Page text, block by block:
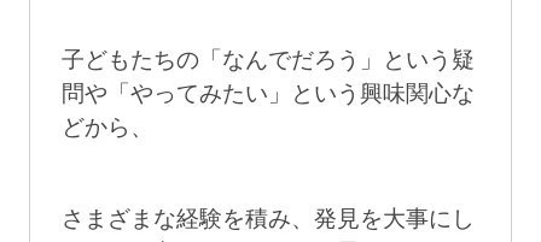
子どもたちの「なんでだろう」という疑
問や「やってみたい」という興味関心な
どから、
さまざまな経験を積み、発見を大事にし